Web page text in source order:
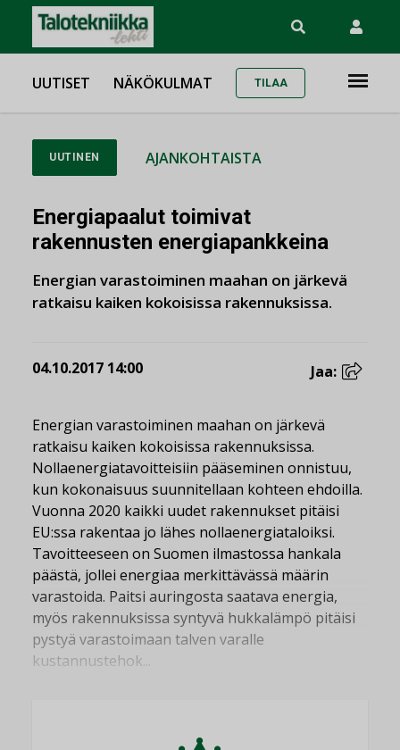
UUTISET NÄKÖKULMAT TILAA
UUTINEN AJANKOHTAISTA
Energiapaalut toimivat
rakennusten energiapankkeina
Energian varastoiminen maahan on järkevä
ratkaisu kaiken kokoisissa rakennuksissa.
04.10.2017 14:00 Jaa:
Energian varastoiminen maahan on järkevä
ratkaisu kaiken kokoisissa rakennuksissa.
Nollaenergiatavoitteisiin pääseminen onnistuu,
kun kokonaisuus suunnitellaan kohteen ehdoilla.
Vuonna 2020 kaikki uudet rakennukset pitäisi
EU:ssa rakentaa jo lähes nollaenergiataloiksi.
Tavoitteeseen on Suomen ilmastossa hankala
päästä, jollei energiaa merkittävässä määrin
varastoida. Paitsi auringosta saatava energia,
myös rakennuksissa syntyvä hukkalämpö pitäisi
pystyä varastoimaan talven varalle
kustannustehok...